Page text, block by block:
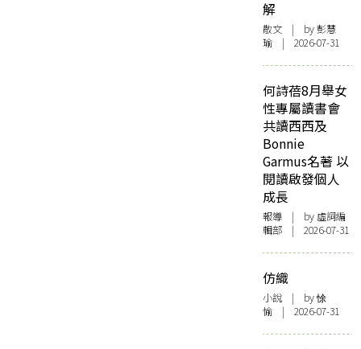
解
散文 | by 彭慧
瑜 | 2026-07-31
何詩蓓8月舉女
性專屬讀書會
共讀西西及
Bonnie
Garmus名著 以
閱讀啟發個人
成長
報導 | by 虛詞編
輯部 | 2026-07-31
仿織
小說 | by 悇
愉 | 2026-07-31